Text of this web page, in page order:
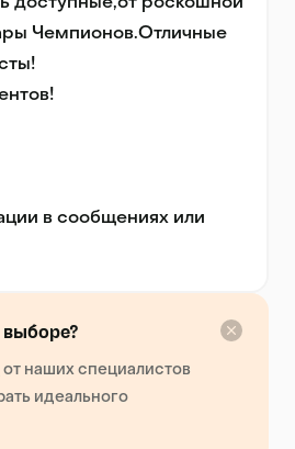
Чемпионов.Отличные
в сообщениях или
от наших специалистов
идеального